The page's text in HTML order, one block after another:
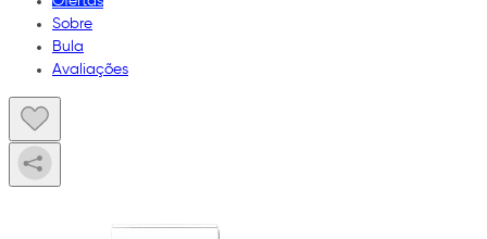
Sobre
Bula
Avaliações